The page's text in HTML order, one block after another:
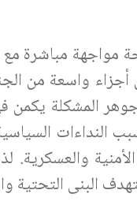
مباشرة مع
أجزاء واسعة من
المشكلة يكمن
النداءات
البنى التحتية